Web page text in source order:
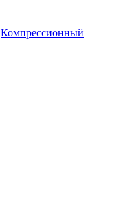
Компрессионный